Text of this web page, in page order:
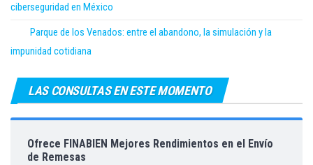
ciberseguridad en México
Parque de los Venados: entre el abandono, la simulación y la
impunidad cotidiana
LAS CONSULTAS EN ESTE MOMENTO
Ofrece FINABIEN Mejores Rendimientos en el Envío
de Remesas